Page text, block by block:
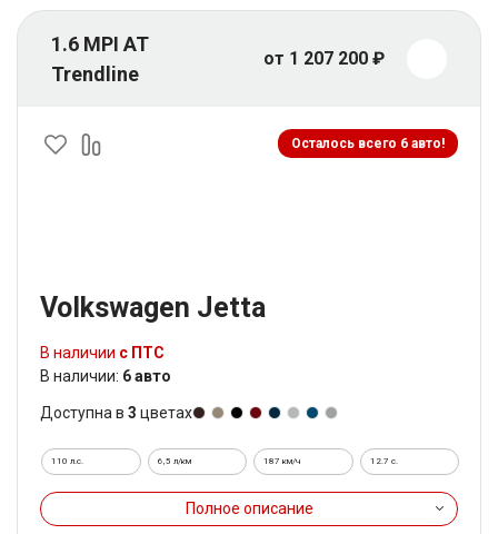
1.6 MPI AT
Trendline
от 1 207 200 ₽
Осталось всего 6 авто!
Volkswagen Jetta
В наличии с ПТС
В наличии: 6 авто
Доступна в 3 цветах
110 л.с. 6,5 л/км 187 км/ч 12.7 c.
Полное описание